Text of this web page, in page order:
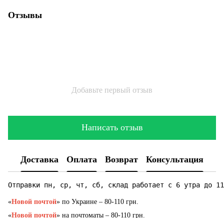
Отзывы
Добавьте первый отзыв
Написать отзыв
Доставка Оплата Возврат Консультация
Отправки пн, ср, чт, сб, склад работает с 6 утра до
«Новой почтой» по Украине – 80-110 грн.
«Новой почтой» на почтоматы – 80-110 грн.